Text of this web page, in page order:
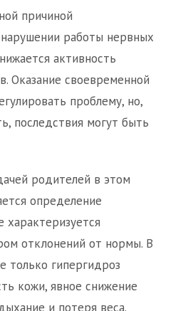
причиной
работы нервных
активность
Оказание своевременной
проблему, но,
последствия могут быть
родителей в этом
определение
характеризуется
отклонений от нормы. В
только гипергидроз
кожи, явное снижение
и потеря веса.